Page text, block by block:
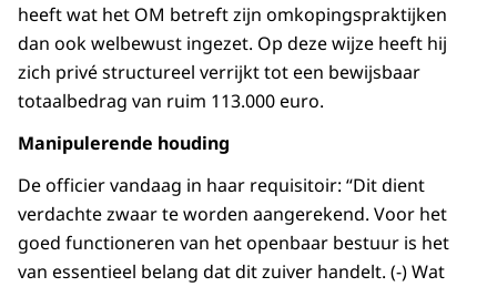
heeft wat het OM betreft zijn omkopingspraktijken
dan ook welbewust ingezet. Op deze wijze heeft hij
zich privé structureel verrijkt tot een bewijsbaar
totaalbedrag van ruim 113.000 euro.
Manipulerende houding
De officier vandaag in haar requisitoir: “Dit dient
verdachte zwaar te worden aangerekend. Voor het
goed functioneren van het openbaar bestuur is het
van essentieel belang dat dit zuiver handelt. (-) Wat